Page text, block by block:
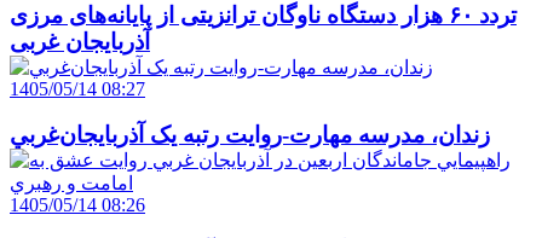
تردد ۶۰ هزار دستگاه ناوگان ترانزیتی از پایانه‌های مرزی
آذربایجان ‌غربی
1405/05/14 08:27
زندان، مدرسه مهارت-روايت رتبه يک آذربايجان‌غربي
1405/05/14 08:26